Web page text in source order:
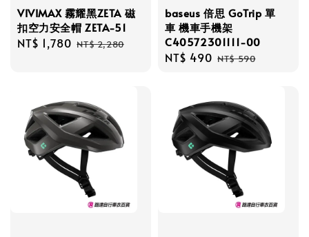
VIVIMAX 霧耀黑ZETA 磁
扣空力安全帽 ZETA-51
Sale
NT$ 1,780 Regular
NT$ 2,280
baseus 倍思 GoTrip 單
車 機車手機架
C40572301111-00
Sale
NT$ 490 Regular
NT$ 590